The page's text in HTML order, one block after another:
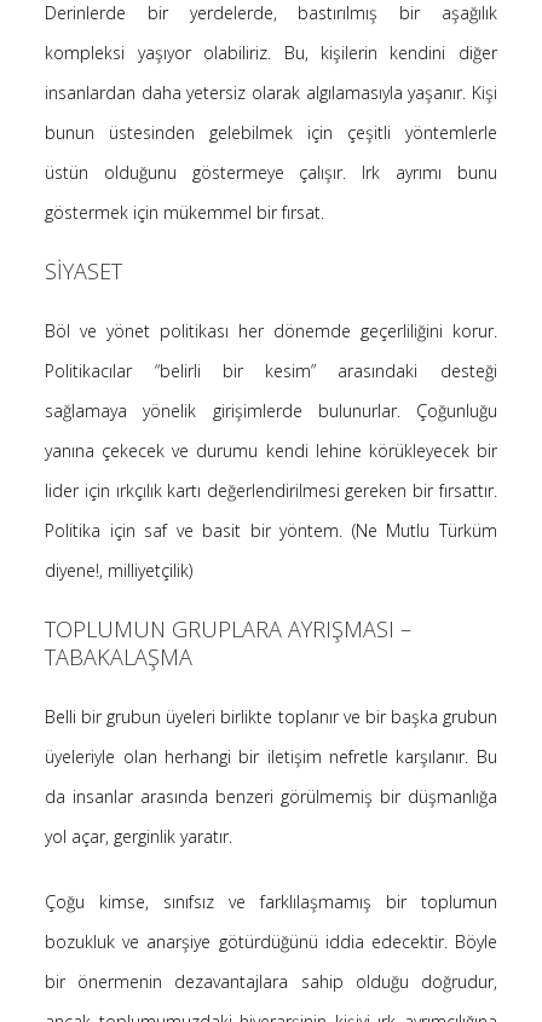
Derinlerde bir yerdelerde, bastırılmış bir aşağılık
kompleksi yaşıyor olabiliriz. Bu, kişilerin kendini diğer
insanlardan daha yetersiz olarak algılamasıyla yaşanır. Kişi
bunun üstesinden gelebilmek için çeşitli yöntemlerle
üstün olduğunu göstermeye çalışır. Irk ayrımı bunu
göstermek için mükemmel bir fırsat.
SİYASET
Böl ve yönet politikası her dönemde geçerliliğini korur.
Politikacılar “belirli bir kesim” arasındaki desteği
sağlamaya yönelik girişimlerde bulunurlar. Çoğunluğu
yanına çekecek ve durumu kendi lehine körükleyecek bir
lider için ırkçılık kartı değerlendirilmesi gereken bir fırsattır.
Politika için saf ve basit bir yöntem. (Ne Mutlu Türküm
diyene!, milliyetçilik)
TOPLUMUN GRUPLARA AYRIŞMASI –
TABAKALAŞMA
Belli bir grubun üyeleri birlikte toplanır ve bir başka grubun
üyeleriyle olan herhangi bir iletişim nefretle karşılanır. Bu
da insanlar arasında benzeri görülmemiş bir düşmanlığa
yol açar, gerginlik yaratır.
Çoğu kimse, sınıfsız ve farklılaşmamış bir toplumun
bozukluk ve anarşiye götürdüğünü iddia edecektir. Böyle
bir önermenin dezavantajlara sahip olduğu doğrudur,